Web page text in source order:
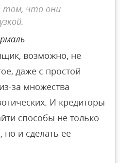
том, что они
возможно, не
даже с простой
за множества
И кредиторы
способы не только
но и сделать ее